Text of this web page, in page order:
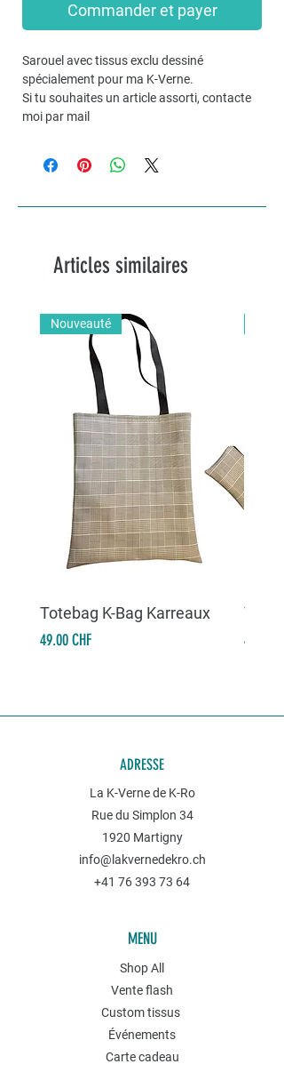
Commander et payer
Sarouel avec tissus exclu dessiné
spécialement pour ma K-Verne.
Si tu souhaites un article assorti, contacte
moi par mail
Articles similaires
Nouveauté
Totebag K-Bag Karreaux
Prix
49.00 CHF Prix
49.00
ADRESSE
La K-Verne de K-Ro
Rue du Simplon 34
1920 Martigny
info@lakvernedekro.ch
+41 76 393 73 64
MENU
Shop All
Vente flash
Custom tissus
Événements
Carte cadeau